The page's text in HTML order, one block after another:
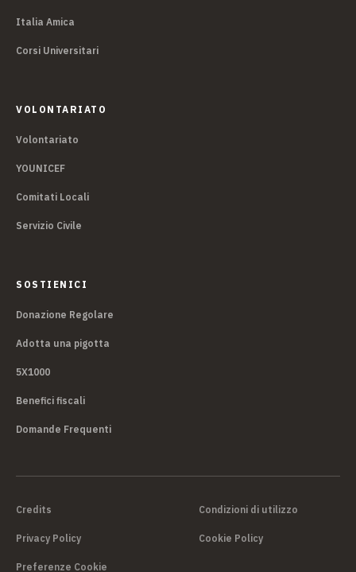
Italia Amica
Corsi Universitari
VOLONTARIATO
Volontariato
YOUNICEF
Comitati Locali
Servizio Civile
SOSTIENICI
Donazione Regolare
Adotta una pigotta
5X1000
Benefici fiscali
Domande Frequenti
Credits Condizioni di utilizzo
Privacy Policy Cookie Policy
Preferenze Cookie